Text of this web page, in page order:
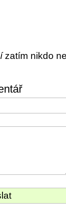
zatím nikdo